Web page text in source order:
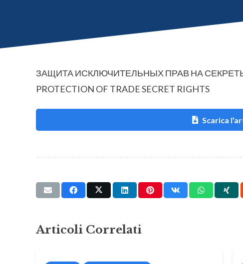
ЗАЩИТА ИСКЛЮЧИТЕЛЬНЫХ ПРАВ НА
PROTECTION OF TRADE SECRET RIGHTS
Scarica
Articoli Correlati